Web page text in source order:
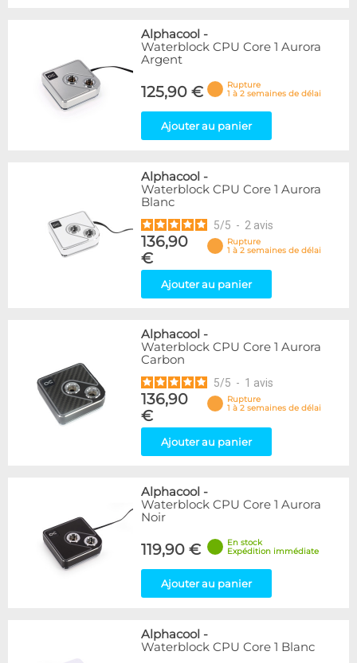
Alphacool -
Waterblock CPU Core 1 Aurora
Argent
125,90 €
Rupture
1 à 2 semaines de délai
Ajouter au panier
Alphacool -
Waterblock CPU Core 1 Aurora
Blanc
5/5 - 2 avis
136,90
€
Rupture
1 à 2 semaines de délai
Ajouter au panier
Alphacool -
Waterblock CPU Core 1 Aurora
Carbon
5/5 - 1 avis
136,90
€
Rupture
1 à 2 semaines de délai
Ajouter au panier
Alphacool -
Waterblock CPU Core 1 Aurora
Noir
119,90 €
En stock
Expédition immédiate
Ajouter au panier
Alphacool -
Waterblock CPU Core 1 Blanc